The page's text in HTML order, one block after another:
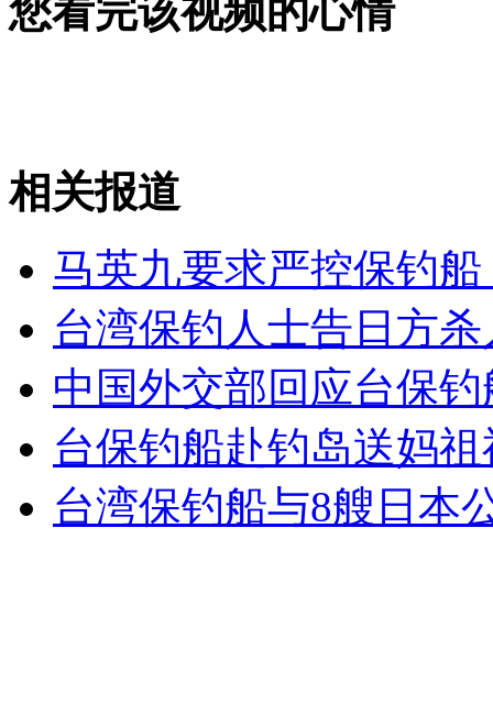
航母"双变单" 美海湾防御起变化
女孩北京地铁殴打老人 痛下狠手拳打脚踢
外交部：反对强权政治霸凌主义
您看完该视频的心情
相关报道
马英九要求严控保钓
台湾保钓人士告日方
中国外交部回应台保
台保钓船赴钓岛送妈
台湾保钓船与8艘日本